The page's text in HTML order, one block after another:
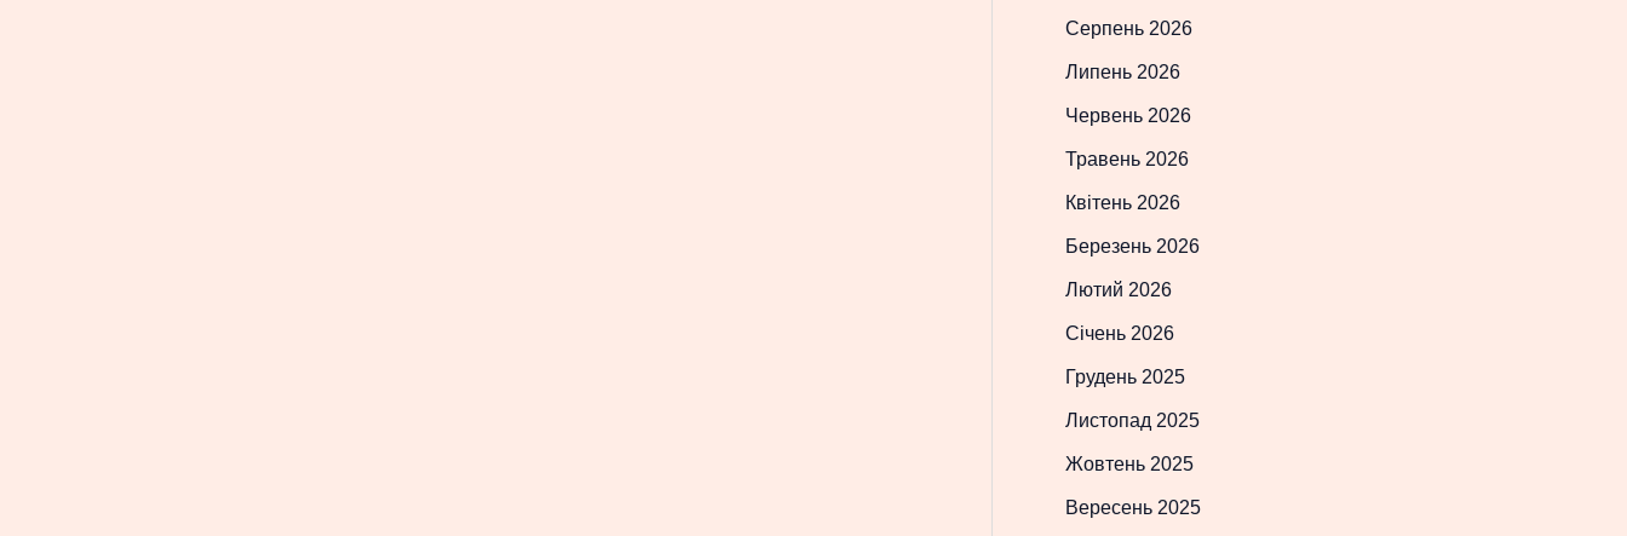
Серпень 2026
Липень 2026
Червень 2026
Травень 2026
Квітень 2026
Березень 2026
Лютий 2026
Січень 2026
Грудень 2025
Листопад 2025
Жовтень 2025
Вересень 2025